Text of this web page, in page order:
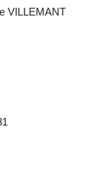
VILLEMANT